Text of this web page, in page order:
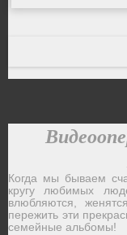
Когда мы бываем
кругу любимых
влюбляются,
пережить эти
семейные альбомы!